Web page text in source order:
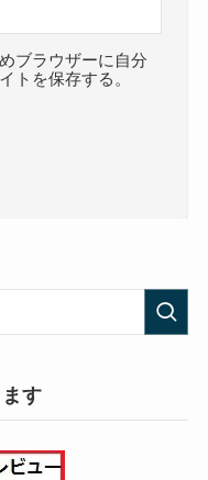
ブラウザーに自分
トを保存する。
す